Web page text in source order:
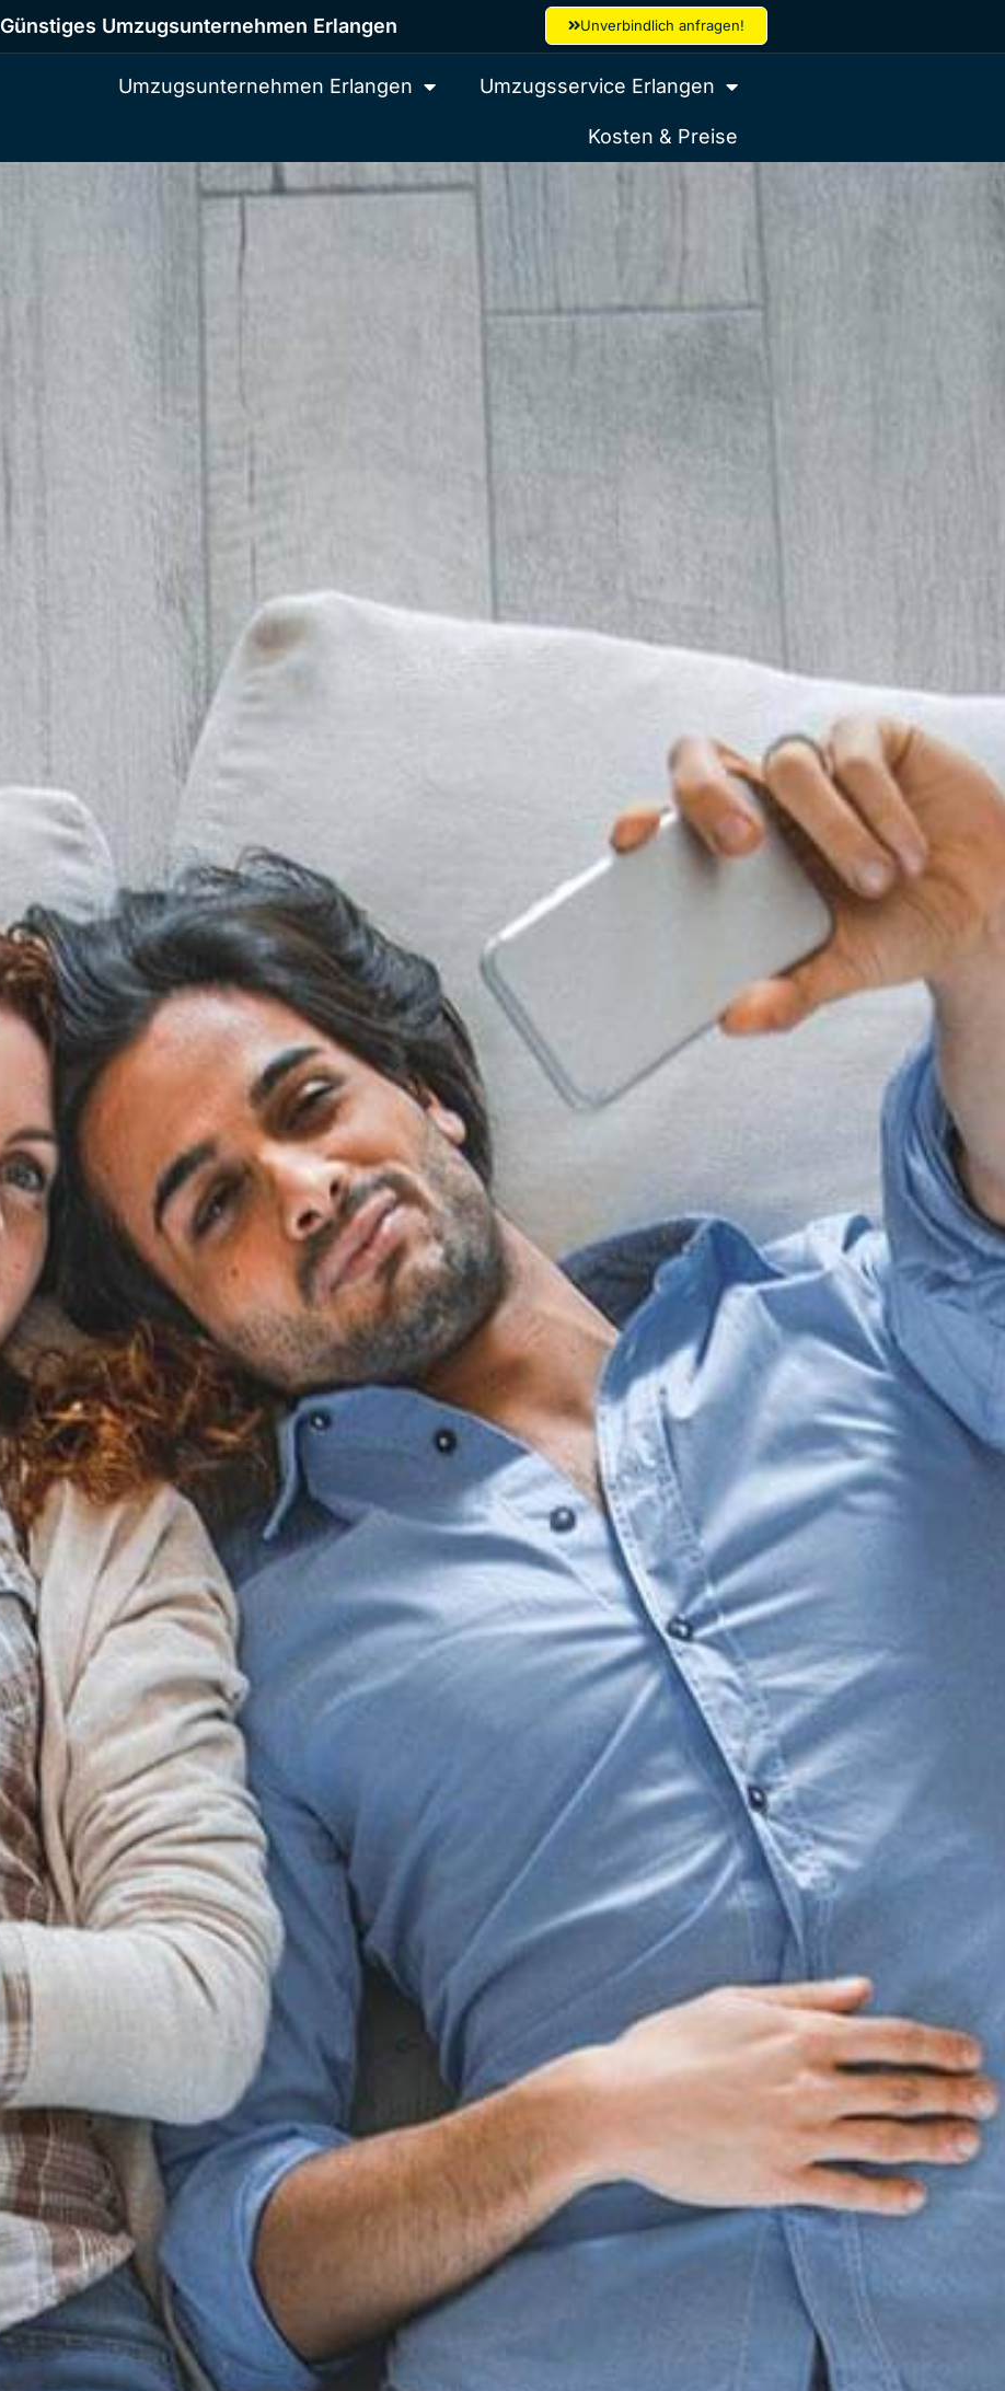
Günstiges Umzugsunternehmen Erlangen Unverbindlich anfragen!
Umzugsunternehmen Erlangen Umzugsservice Erlangen
Kosten & Preise